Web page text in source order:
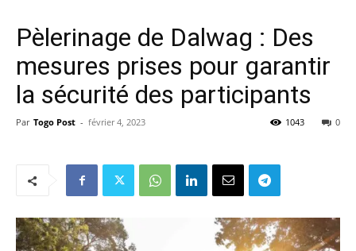
Pèlerinage de Dalwag : Des
mesures prises pour garantir
la sécurité des participants
Par Togo Post - février 4, 2023 0
1043